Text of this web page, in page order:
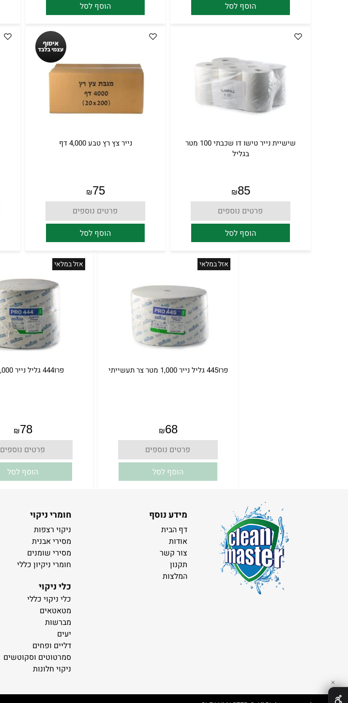
הוסף לסל
הוסף לסל
שישיית נייר טישו דו שכבתי 100 מטר
בגליל
₪85
פרטים נוספים
הוסף לסל
נייר צץ רץ טבע 4,000 דף
₪75
פרטים נוספים
הוסף לסל
אזל במלאי
פרו445 גליל נייר 1,000 מטר צר תעשייתי
₪68
פרטים נוספים
הוסף לסל
אזל במלאי
פרו444 גליל נייר 1,000 מטר
₪78
פרטים נוספים
הוסף לסל
מידע נוסף
דף הבית
אודות
צור קשר
תקנון
המלצות
חומרי ניקוי
ניקוי רצפות
מסירי אבנית
מסירי שומנים
חומרי ניקיון כללי
כלי ניקוי
כלי ניקוי כללי
מטאטאים
מברשות
יעים
דליים ופחים
סמרטוטים וסקוטשים
ניקוי חלונות
✕